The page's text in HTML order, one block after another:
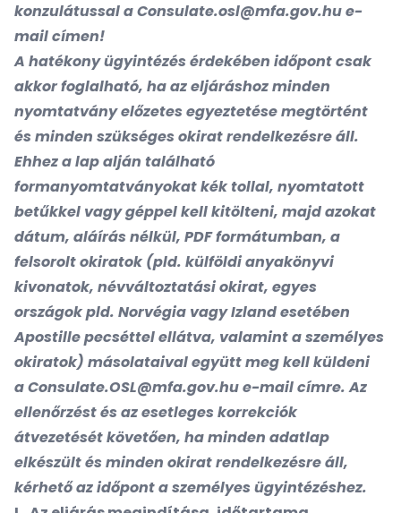
konzulátussal aConsulate.osl@mfa.gov.hue-
mail címen!
A hatékony ügyintézés érdekében időpont csak
akkor foglalható, ha az eljáráshoz minden
nyomtatvány előzetes egyeztetése megtörtént
és minden szükséges okirat rendelkezésre áll.
Ehhez a lap alján található
formanyomtatványokat kék tollal, nyomtatott
betűkkel vagy géppel kell kitölteni, majd azokat
dátum, aláírás nélkül, PDF formátumban, a
felsorolt okiratok (pld. külföldi anyakönyvi
kivonatok, névváltoztatási okirat, egyes
országok pld. Norvégia vagy Izland esetében
Apostille pecséttel ellátva, valamint a személyes
okiratok) másolataival együtt meg kell küldeni
aConsulate.OSL@mfa.gov.hue-mail címre. Az
ellenőrzést és az esetleges korrekciók
átvezetését követően, ha minden adatlap
elkészült és minden okirat rendelkezésre áll,
kérhető az időpont a személyes ügyintézéshez.